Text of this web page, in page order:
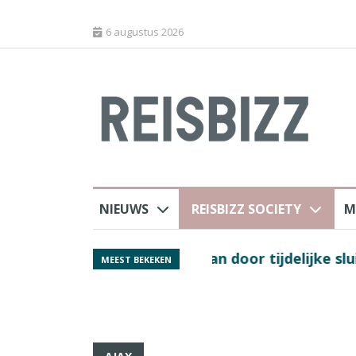
6 augustus 2026
NIEUWS REISBIZZ SOCIETY
MEEST BEKEKEN
luchthaven
Spaans